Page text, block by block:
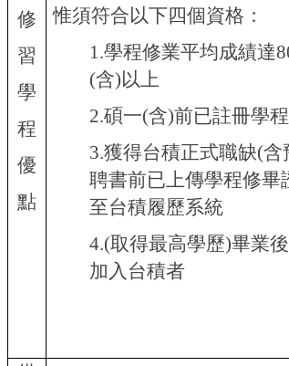
修
習
學
程
優
點
惟須符合以下四個資格：
1.學程修業平均成績達
(含)以上
2.碩一(含)前已註冊學
3.獲得台積正式職缺(含
聘書前已上傳學程修畢
至台積履歷系統
4.(取得最高學歷)畢業
加入台積者